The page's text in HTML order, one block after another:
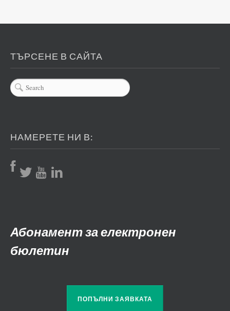
ТЪРСЕНЕ В САЙТА
НАМЕРЕТЕ НИ В:
Абонамент за електронен
бюлетин
ПОПЪЛНИ ЗАЯВКАТА